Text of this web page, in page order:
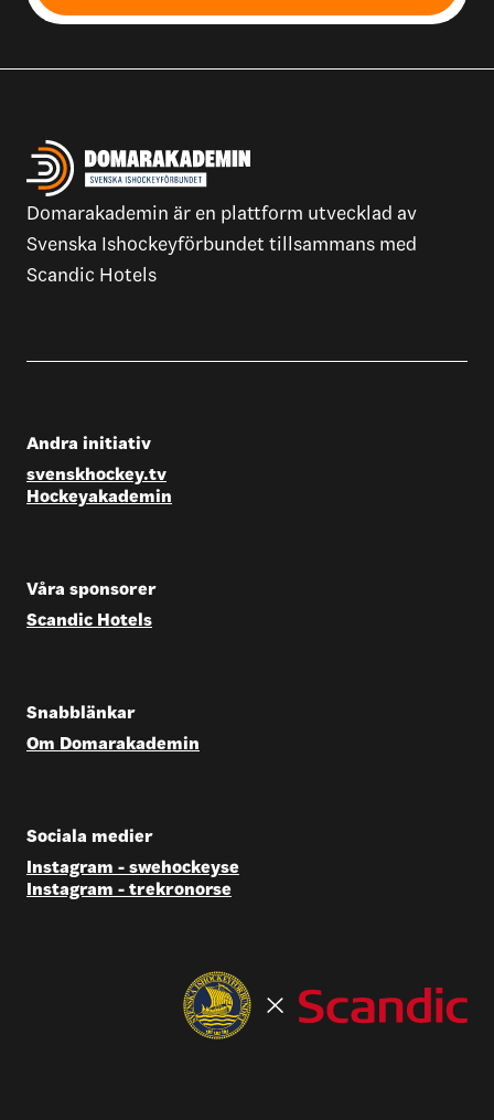
Domarakademin är en plattform utvecklad av
Svenska Ishockeyförbundet tillsammans med
Scandic Hotels
Andra initiativ
svenskhockey.tv
Hockeyakademin
Våra sponsorer
Scandic Hotels
Snabblänkar
Om Domarakademin
Sociala medier
Instagram - swehockeyse
Instagram - trekronorse